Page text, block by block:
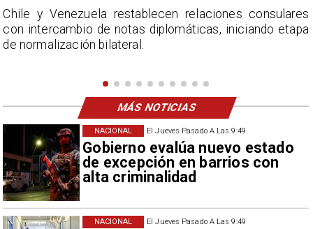
El Jueves Pasado A Las 9:49
Gobierno evalúa nuevo estado
de excepción en barrios con
alta criminalidad
NACIONAL
El Jueves Pasado A Las 9:49
NACIONAL
La Confederación Nacional de Ferias Libres (ASOF)
considera inaceptable que se refieran a Fabiola
Campillai como 'señora de feria', expresión utilizada
MÁS NOTICIAS